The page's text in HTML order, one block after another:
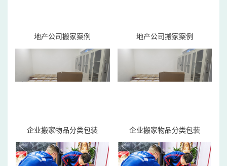
地产公司搬家案例 地产公司搬家案例
企业搬家物品分类包装 企业搬家物品分类包装